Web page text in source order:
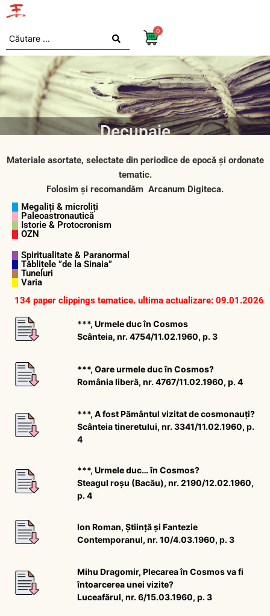
0
Decupaje
Materiale asortate, selectate din periodice de epocă și ordonate
tematic.
Folosim și recomandăm Arcanum Digiteca.
Megaliți & microliți
Paleoastronautică
Istorie & Protocronism
OZN
Spiritualitate & Paranormal
Tăblițele ”de la Sinaia”
Tuneluri
Varia
134 paper clippings tematice. ultima actualizare: 09.01.2026
***, Urmele duc în Cosmos
Scânteia, nr. 4754/11.02.1960, p. 3
***, Oare urmele duc în Cosmos?
România liberă, nr. 4767/11.02.1960, p. 4
***, A fost Pământul vizitat de cosmonauți?
Scânteia tineretului, nr. 3341/11.02.1960, p.
4
***, Urmele duc… în Cosmos?
Steagul roșu (Bacău), nr. 2190/12.02.1960,
p. 4
Ion Roman, Știință și Fantezie
Contemporanul, nr. 10/4.03.1960, p. 3
Mihu Dragomir, Plecarea în Cosmos va fi
întoarcerea unei vizite?
Luceafărul, nr. 6/15.03.1960, p. 3